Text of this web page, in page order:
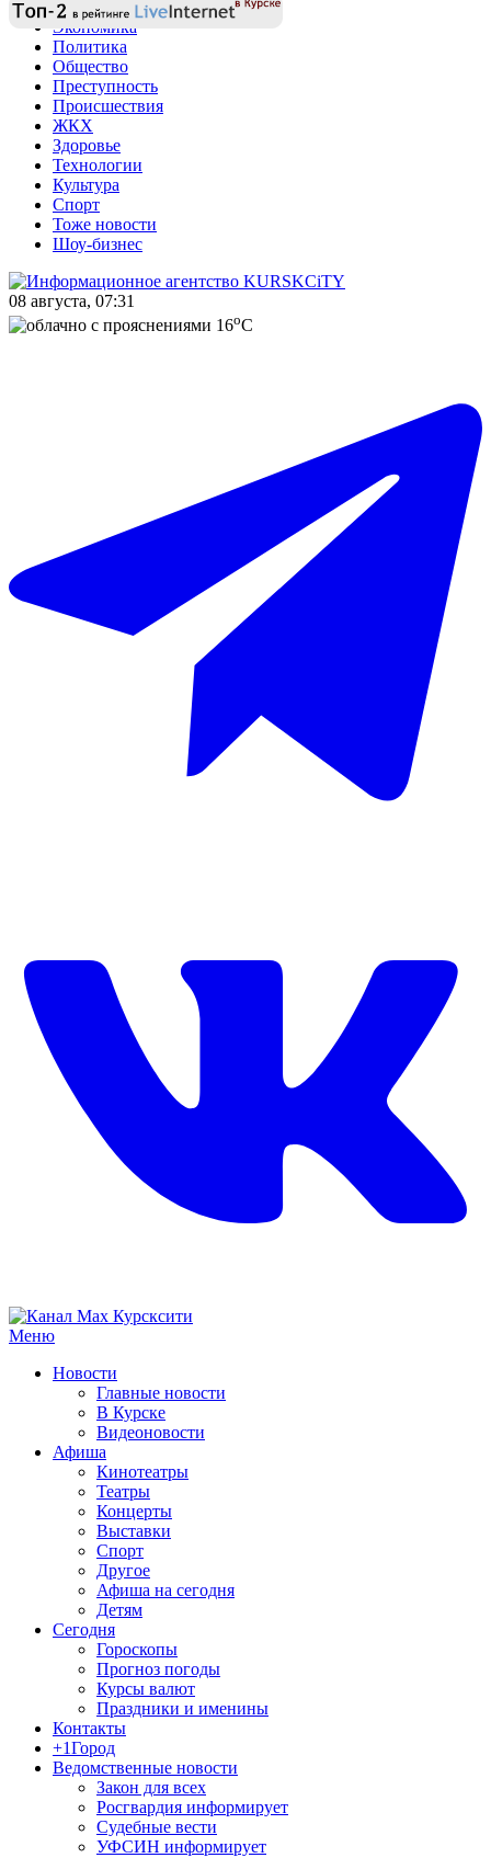
Экономика
Политика
Общество
Преступность
Происшествия
ЖКХ
Здоровье
Технологии
Культура
Спорт
Тоже новости
Шоу-бизнес
08 августа, 07:31
16oC
Меню
Новости
Главные новости
В Курске
Видеоновости
Афиша
Кинотеатры
Театры
Концерты
Выставки
Спорт
Другое
Афиша на сегодня
Детям
Сегодня
Гороскопы
Прогноз погоды
Курсы валют
Праздники и именины
Контакты
+1Город
Ведомственные новости
Закон для всех
Росгвардия информирует
Судебные вести
УФСИН информирует